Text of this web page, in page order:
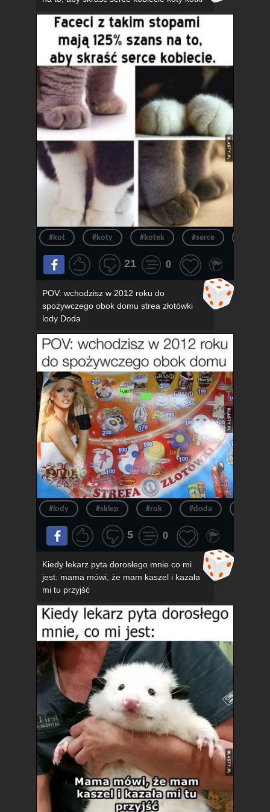
#kot #koty #kotek #serce
21 0
POV: wchodzisz w 2012 roku do
spożywczego obok domu strea złotówki
lody Doda
#lody #sklep #rok #doda
5 0
Kiedy lekarz pyta dorosłego mnie co mi
jest: mama mówi, że mam kaszel i kazała
mi tu przyjść